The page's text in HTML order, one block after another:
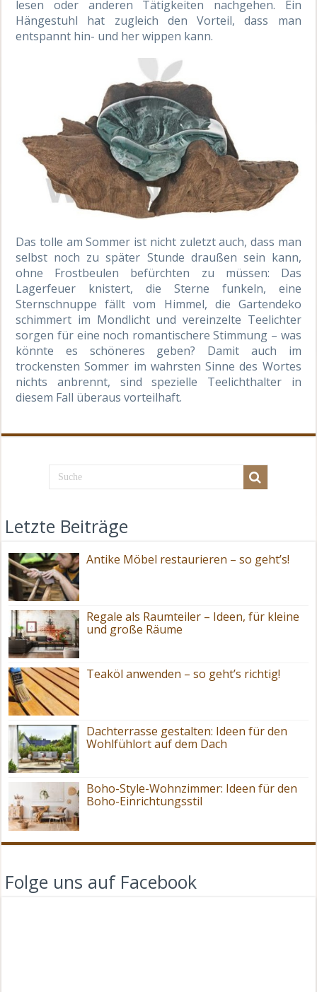
lesen oder anderen Tätigkeiten nachgehen. Ein
Hängestuhl hat zugleich den Vorteil, dass man
entspannt hin- und her wippen kann.
Das tolle am Sommer ist nicht zuletzt auch, dass man
selbst noch zu später Stunde draußen sein kann,
ohne Frostbeulen befürchten zu müssen: Das
Lagerfeuer knistert, die Sterne funkeln, eine
Sternschnuppe fällt vom Himmel, die Gartendeko
schimmert im Mondlicht und vereinzelte Teelichter
sorgen für eine noch romantischere Stimmung – was
könnte es schöneres geben? Damit auch im
trockensten Sommer im wahrsten Sinne des Wortes
nichts anbrennt, sind spezielle Teelichthalter in
diesem Fall überaus vorteilhaft.
Letzte Beiträge
Antike Möbel restaurieren – so geht’s!
Regale als Raumteiler – Ideen, für kleine
und große Räume
Teaköl anwenden – so geht’s richtig!
Dachterrasse gestalten: Ideen für den
Wohlfühlort auf dem Dach
Boho-Style-Wohnzimmer: Ideen für den
Boho-Einrichtungsstil
Folge uns auf Facebook